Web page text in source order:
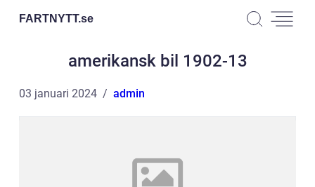
FARTNYTT.se
amerikansk bil 1902-13
03 januari 2024 admin